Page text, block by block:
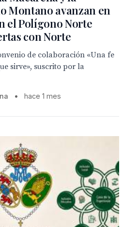
Montano avanzan en
el Polígono Norte
con Norte
de colaboración «Una fe
sirve», suscrito por la
• hace 1 mes